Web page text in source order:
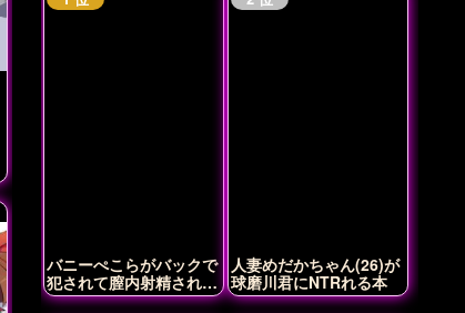
バニーぺこらがバックで
犯されて膣内射精されち
ゃう♡
人妻めだかちゃん(26)が
球磨川君にNTRれる本